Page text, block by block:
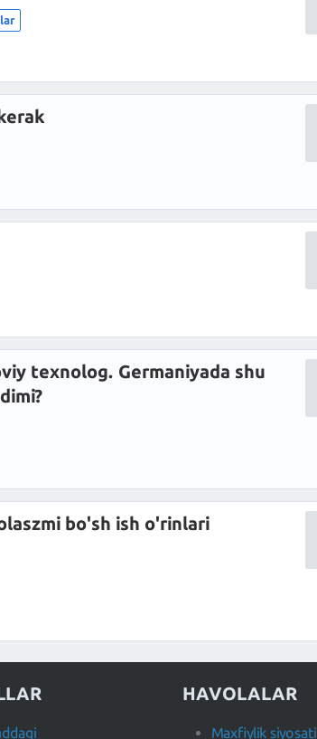
texnolog. Germaniyada shu
bo'sh ish o'rinlari
HAVOLALAR
Maxfiylik siyosati